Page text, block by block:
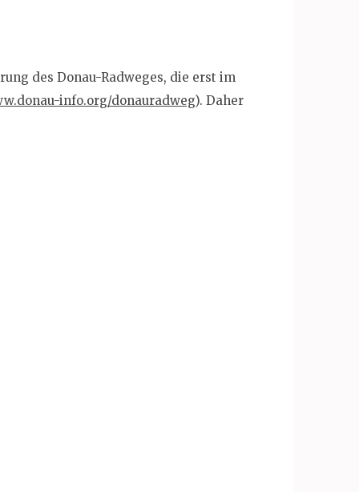
des Donau-Radweges, die erst im
info.org/donauradweg). Daher